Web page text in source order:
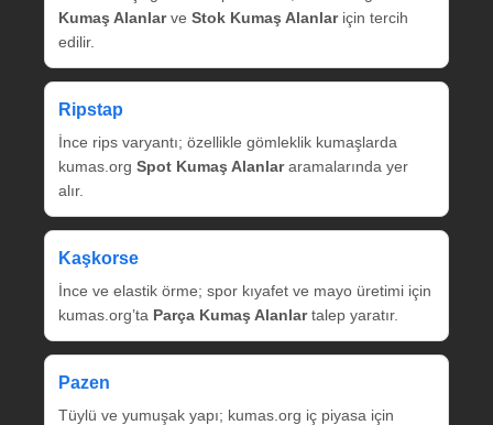
Kumaş Alanlarve Stok Kumaş Alanlariçin tercih
edilir.
Ripstap
İnce rips varyantı; özellikle gömleklik kumaşlarda
kumas.org Spot Kumaş Alanlararamalarında yer
alır.
Kaşkorse
İnce ve elastik örme; spor kıyafet ve mayo üretimi için
kumas.org’ta Parça Kumaş Alanlartalep yaratır.
Pazen
Tüylü ve yumuşak yapı; kumas.org iç piyasa için